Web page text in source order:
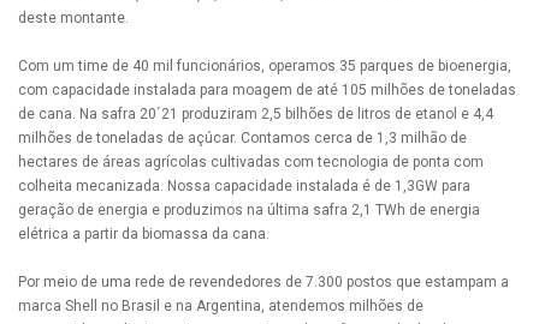
deste montante.
Com um time de 40 mil funcionários, operamos 35 parques de bioenergia,
com capacidade instalada para moagem de até 105 milhões de toneladas
de cana. Na safra 20´21 produziram 2,5 bilhões de litros de etanol e 4,4
milhões de toneladas de açúcar. Contamos cerca de 1,3 milhão de
hectares de áreas agrícolas cultivadas com tecnologia de ponta com
colheita mecanizada. Nossa capacidade instalada é de 1,3GW para
geração de energia e produzimos na última safra 2,1 TWh de energia
elétrica a partir da biomassa da cana.
Por meio de uma rede de revendedores de 7.300 postos que estampam a
marca Shell no Brasil e na Argentina, atendemos milhões de